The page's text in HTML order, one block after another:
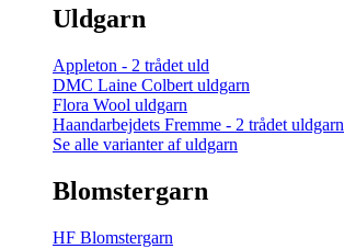
Uldgarn
Appleton - 2 trådet uld
DMC Laine Colbert uldgarn
Flora Wool uldgarn
Haandarbejdets Fremme - 2 trådet uldgarn
Se alle varianter af uldgarn
Blomstergarn
HF Blomstergarn